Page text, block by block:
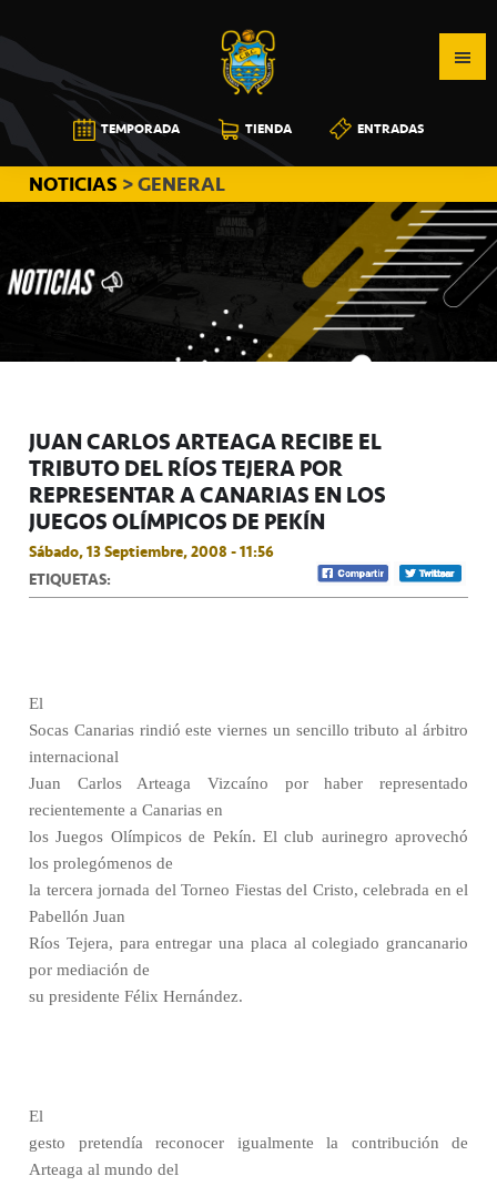
a
la
navegación
principal
al
contenido
principal
a
la
barra
lateral
principal
CB
CANARIAS
TEMPORADA TIENDA ENTRADAS
NOTICIAS > GENERAL
JUAN CARLOS ARTEAGA RECIBE EL
TRIBUTO DEL RÍOS TEJERA POR
REPRESENTAR A CANARIAS EN LOS
JUEGOS OLÍMPICOS DE PEKÍN
Sábado, 13 Septiembre, 2008 - 11:56
ETIQUETAS:
El
Socas Canarias rindió este viernes un sencillo tributo al árbitro
internacional
Juan Carlos Arteaga Vizcaíno por haber representado
recientemente a Canarias en
los Juegos Olímpicos de Pekín. El club aurinegro aprovechó
los prolegómenos de
la tercera jornada del Torneo Fiestas del Cristo, celebrada en el
Pabellón Juan
Ríos Tejera, para entregar una placa al colegiado grancanario
por mediación de
su presidente Félix Hernández.
El
gesto pretendía reconocer igualmente la contribución de
Arteaga al mundo del